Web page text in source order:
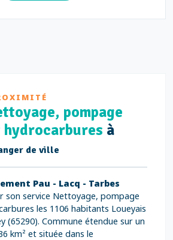
pompage
hydrocarbures à
de ville
Pau - Lacq - Tarbes
son service Nettoyage, pompage
les 1106 habitants Loueyais
(65290). Commune étendue sur un
km² et située dans le